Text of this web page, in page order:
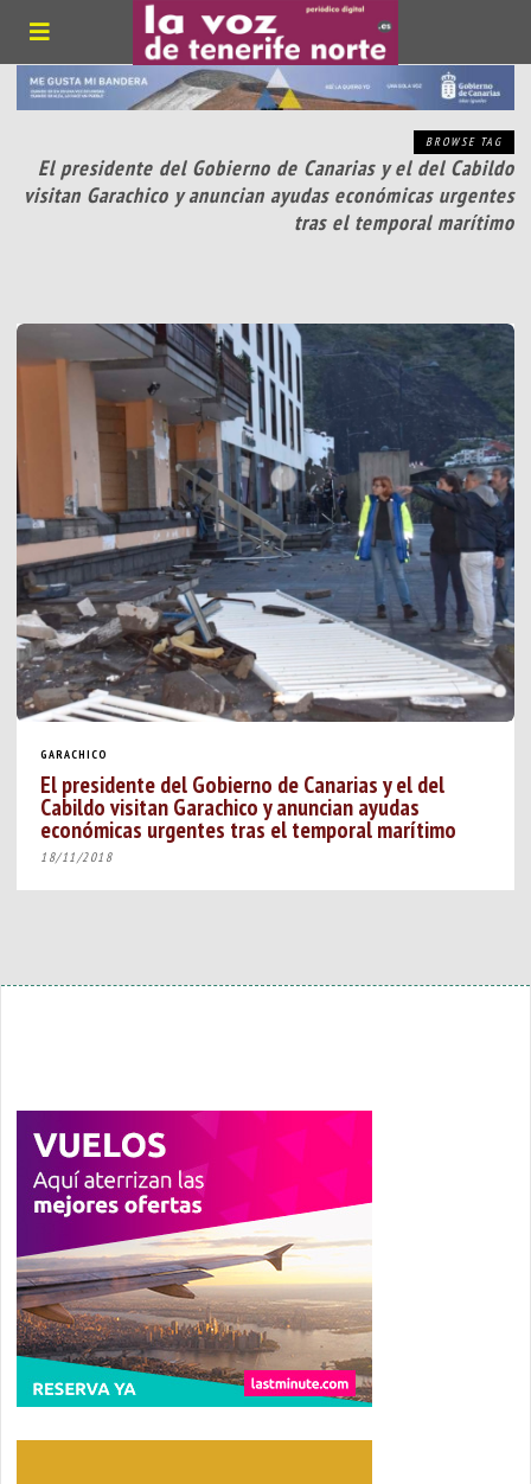
BROWSE TAG
El presidente del Gobierno de Canarias y el del Cabildo
visitan Garachico y anuncian ayudas económicas urgentes
tras el temporal marítimo
GARACHICO
El presidente del Gobierno de Canarias y el del
Cabildo visitan Garachico y anuncian ayudas
económicas urgentes tras el temporal marítimo
18/11/2018